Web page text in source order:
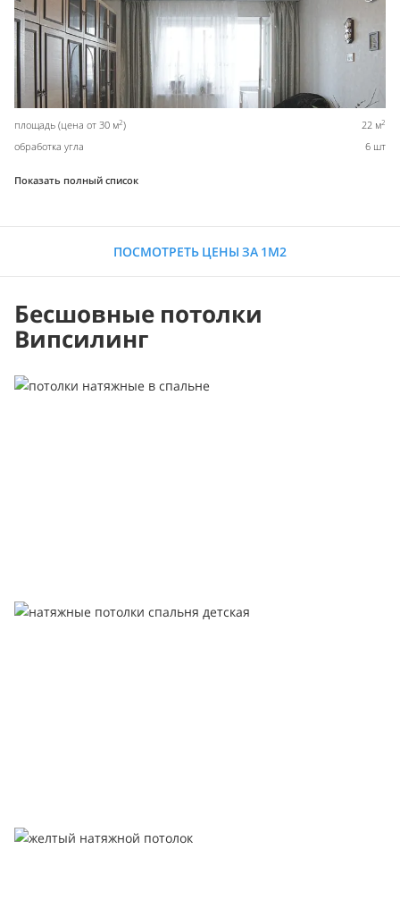
площадь (цена от 30 м2) 22 м2
обработка угла 6 шт
Показать полный список
ПОСМОТРЕТЬ ЦЕНЫ ЗА 1М2
Бесшовные потолки
Випсилинг